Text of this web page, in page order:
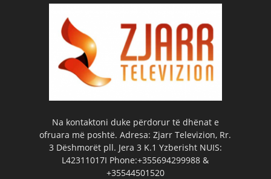
Na kontaktoni duke përdorur të dhënat e
ofruara më poshtë. Adresa: Zjarr Televizion, Rr.
3 Dëshmorët pll. Jera 3 K.1 Yzberisht NUIS:
L42311017I Phone:+355694299988 &
+35544501520